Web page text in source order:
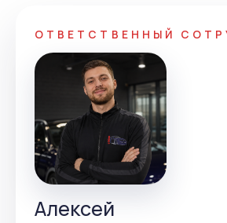
ОТВЕТСТВЕННЫЙ
Алексей